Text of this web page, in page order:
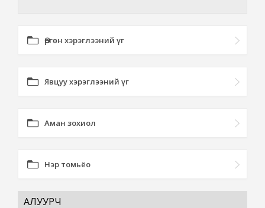
Өргөн хэрэглээний үг
Явцуу хэрэглээний үг
Аман зохиол
Нэр томьёо
АЛУУРЧ